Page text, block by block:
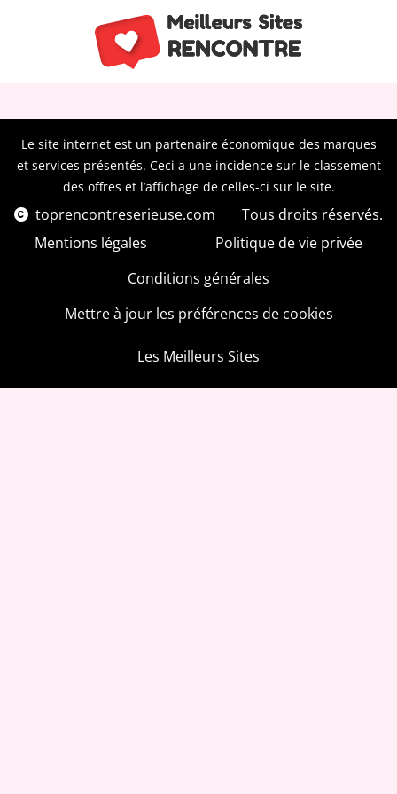
Le site internet est un partenaire économique des marques
et services présentés. Ceci a une incidence sur le classement
des offres et l’affichage de celles-ci sur le site.
toprencontreserieuse.com
Tous droits réservés.
Mentions légales
Politique de vie privée
Conditions générales
Mettre à jour les préférences de cookies
Les Meilleurs Sites